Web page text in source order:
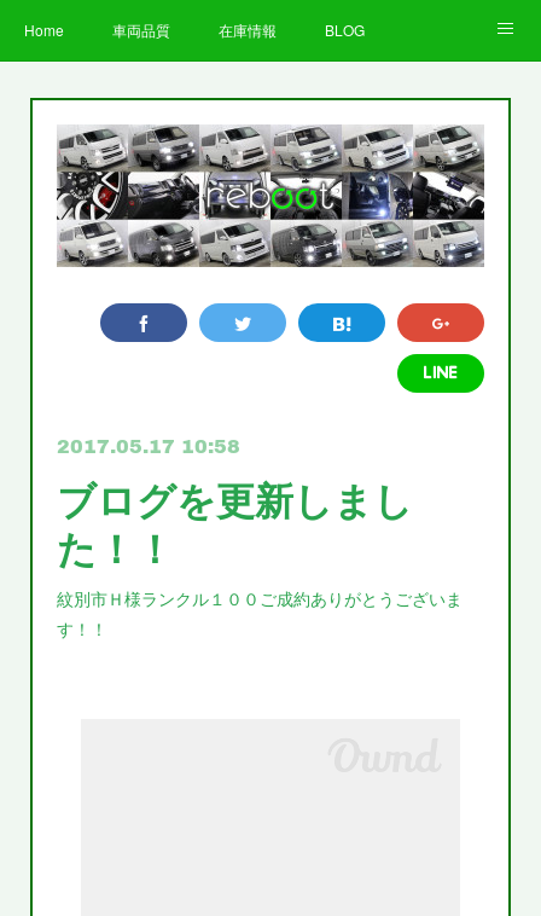
Home 車両品質 在庫情報 BLOG
お客様の声 STAFF 企業情報
プライバシーポリシー
2017.05.17 10:58
ブログを更新しまし
た！！
紋別市Ｈ様ランクル１００ご成約ありがとうございま
す！！